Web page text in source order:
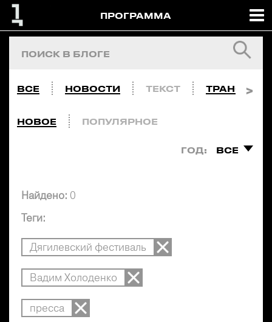
ПРОГРАММА
ВСЕ НОВОСТИ ТЕКСТ
НОВОЕ ПОПУЛЯРНОЕ
ГОД: ВСЕ
Найдено: 0
Теги:
Дягилевский фестиваль
Вадим Холоденко
пресса